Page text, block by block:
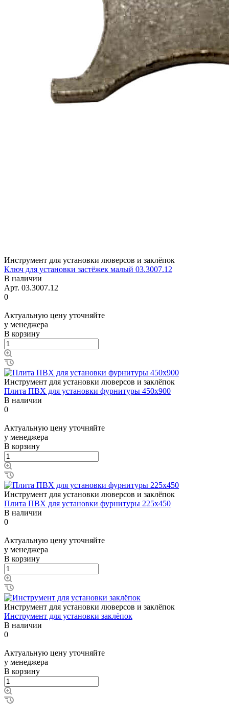
Инструмент для установки люверсов и заклёпок
Ключ для установки застёжек малый 03.3007.12
В наличии
Арт. 03.3007.12
0
Актуальную цену уточняйте
у менеджера
В корзину
Инструмент для установки люверсов и заклёпок
Плита ПВХ для установки фурнитуры 450x900
В наличии
0
Актуальную цену уточняйте
у менеджера
В корзину
Инструмент для установки люверсов и заклёпок
Плита ПВХ для установки фурнитуры 225х450
В наличии
0
Актуальную цену уточняйте
у менеджера
В корзину
Инструмент для установки люверсов и заклёпок
Инструмент для установки заклёпок
В наличии
0
Актуальную цену уточняйте
у менеджера
В корзину